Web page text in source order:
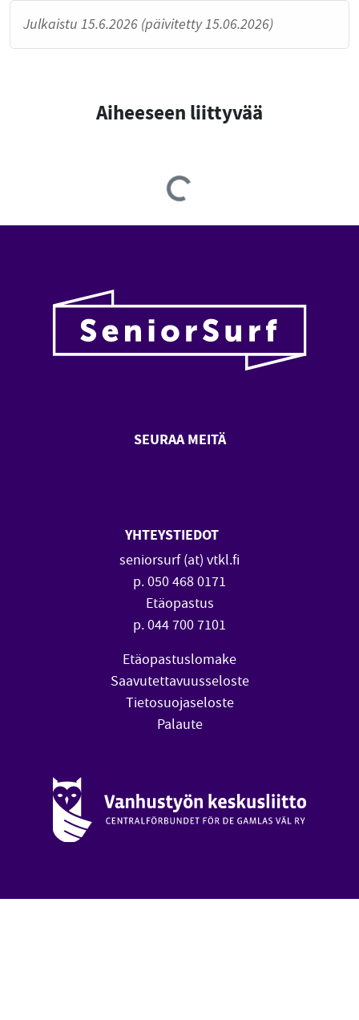
Julkaistu 15.6.2026 (päivitetty 15.06.2026)
Aiheeseen liittyvää
Loading...
SEURAA MEITÄ
YHTEYSTIEDOT
seniorsurf (at) vtkl.fi
p. 050 468 0171
Etäopastus
p. 044 700 7101
Etäopastuslomake
Saavutettavuusseloste
Tietosuojaseloste
Palaute